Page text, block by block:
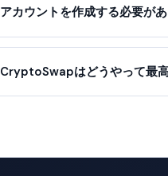
アカウントを作成する必要が
CryptoSwapはどうやって最